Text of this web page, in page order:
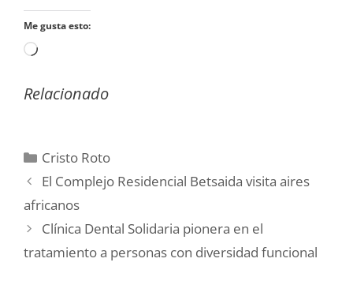
Me gusta esto:
Cargando...
Relacionado
Categorías
Cristo Roto
El Complejo Residencial Betsaida visita aires
africanos
Clínica Dental Solidaria pionera en el
tratamiento a personas con diversidad funcional